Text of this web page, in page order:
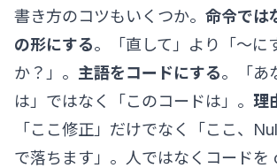
書き方のコツもいくつか。 命令では
の形にする。「直して」より「〜に
か？」。 主語をコードにする。「あ
は」ではなく「このコードは」。 理
「ここ修正」だけでなく「ここ、
で落ちます」。人ではなくコードを